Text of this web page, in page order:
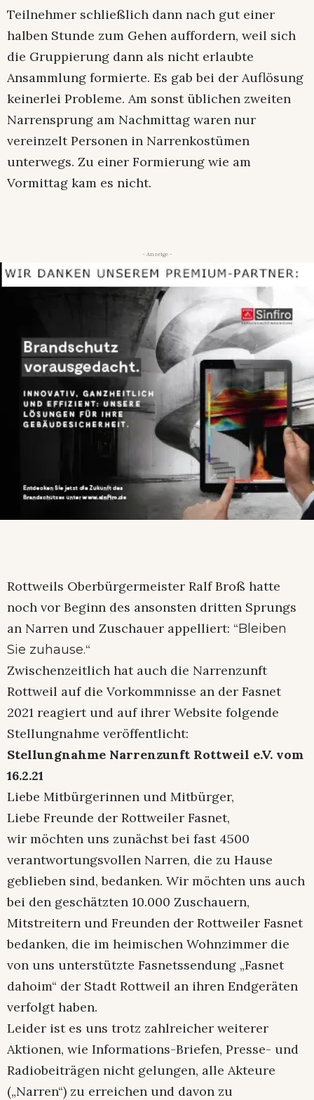
Teilnehmer schließlich dann nach gut einer
halben Stunde zum Gehen auffordern, weil sich
die Gruppierung dann als nicht erlaubte
Ansammlung formierte. Es gab bei der Auflösung
keinerlei Probleme. Am sonst üblichen zweiten
Narrensprung am Nachmittag waren nur
vereinzelt Personen in Narrenkostümen
unterwegs. Zu einer Formierung wie am
Vormittag kam es nicht.
- Anzeige -
Rottweils Oberbürgermeister Ralf Broß hatte
noch vor Beginn des ansonsten dritten Sprungs
an Narren und Zuschauer appelliert: “Bleiben
Sie zuhause.“
Zwischenzeitlich hat auch die Narrenzunft
Rottweil auf die Vorkommnisse an der Fasnet
2021 reagiert und auf ihrer Website folgende
Stellungnahme veröffentlicht:
Stellungnahme Narrenzunft Rottweil e.V. vom
16.2.21
Liebe Mitbürgerinnen und Mitbürger,
Liebe Freunde der Rottweiler Fasnet,
wir möchten uns zunächst bei fast 4500
verantwortungsvollen Narren, die zu Hause
geblieben sind, bedanken. Wir möchten uns auch
bei den geschätzten 10.000 Zuschauern,
Mitstreitern und Freunden der Rottweiler Fasnet
bedanken, die im heimischen Wohnzimmer die
von uns unterstützte Fasnetssendung „Fasnet
dahoim“ der Stadt Rottweil an ihren Endgeräten
verfolgt haben.
Leider ist es uns trotz zahlreicher weiterer
Aktionen, wie Informations-Briefen, Presse- und
Radiobeiträgen nicht gelungen, alle Akteure
(„Narren“) zu erreichen und davon zu